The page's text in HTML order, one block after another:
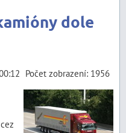
dole
Počet zobrazení: 1956